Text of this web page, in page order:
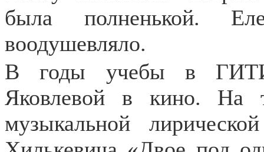
была полненькой.
воодушевляло.
В годы учебы в
Яковлевой в кино. На
музыкальной